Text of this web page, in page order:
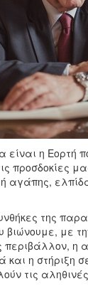
η Εορτή
προσδοκίες
αγάπης,
της
βιώνουμε, με
περιβάλλον, η
η στήριξη
τις